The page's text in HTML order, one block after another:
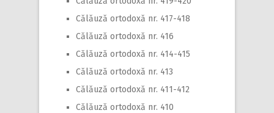
Călăuză ortodoxă nr. 417-418
Călăuză ortodoxă nr. 416
Călăuză ortodoxă nr. 414-415
Călăuză ortodoxă nr. 413
Călăuză ortodoxă nr. 411-412
Călăuză ortodoxă nr. 410